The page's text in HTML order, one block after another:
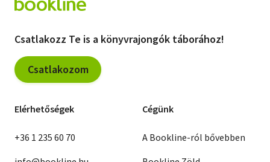
Csatlakozz Te is a könyvrajongók táborához!
Csatlakozom
Elérhetőségek
+36 1 235 60 70
Cégünk
A Bookline-ról bővebben